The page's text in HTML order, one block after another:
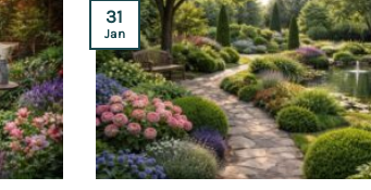
31
Jan